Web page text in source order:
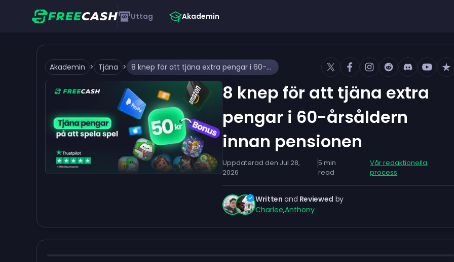
Uttag Akademin
Akademin > Tjäna > 8 knep för att tjäna extra pengar i 60-årsåldern innan pensionen
8 knep för att tjäna extra
pengar i 60-årsåldern
innan pensionen
Uppdaterad den Jul 28,
2026
5 min
read
Vår redaktionella
process
Written and Reviewed by
Charlee,Anthony